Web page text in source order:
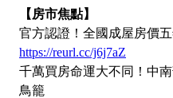
【房市焦點】
官方認證！全國成屋房價
https://reurl.cc/j6j7aZ
千萬買房命運大不同！中
鳥籠